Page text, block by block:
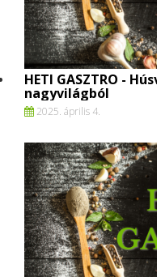
HETI GASZTRO -
nagyvilágból
2025. április 4.